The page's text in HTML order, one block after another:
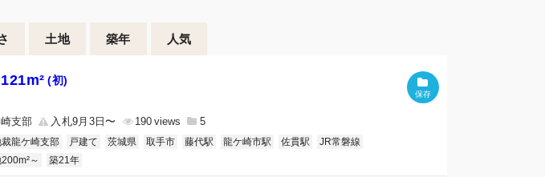
土地 築年 人気
(初)
支部
入札9月3日〜 190 5
龍ケ崎支部 戸建て 茨城県 取手市 藤代駅 龍ケ崎市駅 佐貫駅
JR常磐線
～ 築21年